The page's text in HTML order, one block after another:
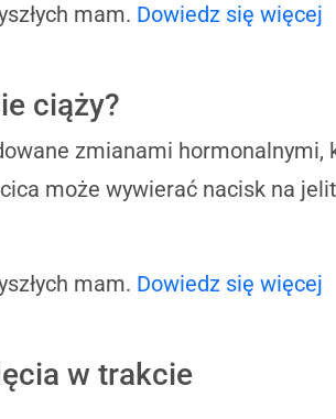
mam. Dowiedz się więcej
ciąży?
zmianami hormonalnymi,
może wywierać nacisk na
mam. Dowiedz się więcej
w trakcie